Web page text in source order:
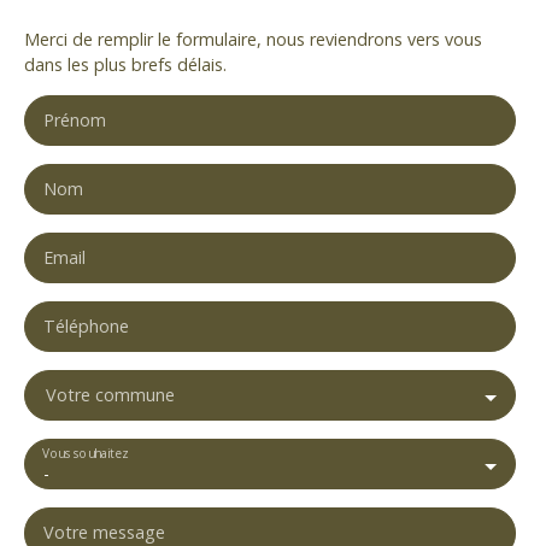
Merci de remplir le formulaire, nous reviendrons vers vous
dans les plus brefs délais.
Prénom
Nom
Email
Téléphone
Votre commune
-
Vous souhaitez
Votre message